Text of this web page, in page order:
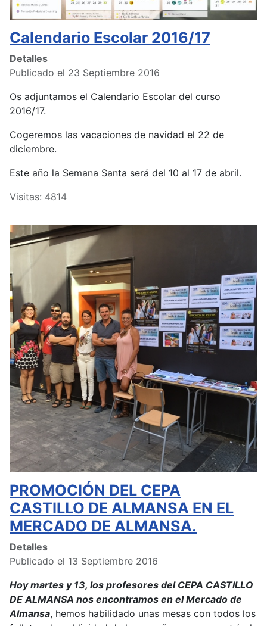
Calendario Escolar 2016/17
Detalles
Publicado el 23 Septiembre 2016
Os adjuntamos el Calendario Escolar del curso
2016/17.
Cogeremos las vacaciones de navidad el 22 de
diciembre.
Este año la Semana Santa será del 10 al 17 de abril.
Visitas: 4814
PROMOCIÓN DEL CEPA
CASTILLO DE ALMANSA EN EL
MERCADO DE ALMANSA.
Detalles
Publicado el 13 Septiembre 2016
Hoy martes y 13, los profesores del CEPA CASTILLO
DE ALMANSA nos encontramos en el Mercado de
Almansa, hemos habilidado unas mesas con todos los